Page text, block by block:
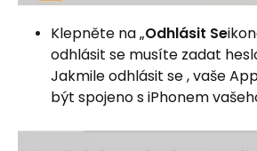
Klepněte na „Odhlásit Se
odhlásit se musíte zadat
Jakmile odhlásit se , vaše
být spojeno s iPhonem